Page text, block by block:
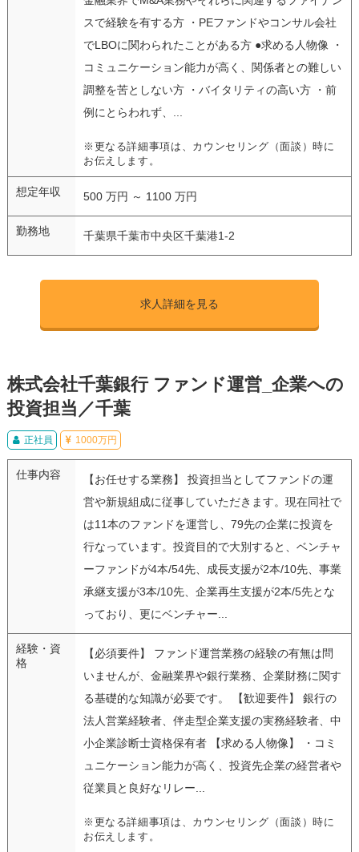
スで経験を有する方 ・PEファンドやコンサル会社
でLBOに関わられたことがある方 ●求める人物像 ・
コミュニケーション能力が高く、関係者との難しい
調整を苦としない方 ・バイタリティの高い方 ・前
例にとらわれず、...
※更なる詳細事項は、カウンセリング（面談）時に
お伝えします。
想定年収 500 万円 ～ 1100 万円
勤務地 千葉県千葉市中央区千葉港1-2
求人詳細を見る
株式会社千葉銀行 ファンド運営_企業への
投資担当／千葉
正社員 1000万円
仕事内容
【お任せする業務】 投資担当としてファンドの運
営や新規組成に従事していただきます。現在同社で
は11本のファンドを運営し、79先の企業に投資を
行なっています。投資目的で大別すると、ベンチャ
ーファンドが4本/54先、成長支援が2本/10先、事業
承継支援が3本/10先、企業再生支援が2本/5先とな
っており、更にベンチャー...
経験・資
格
【必須要件】 ファンド運営業務の経験の有無は問
いませんが、金融業界や銀行業務、企業財務に関す
る基礎的な知識が必要です。 【歓迎要件】 銀行の
法人営業経験者、伴走型企業支援の実務経験者、中
小企業診断士資格保有者 【求める人物像】 ・コミ
ュニケーション能力が高く、投資先企業の経営者や
従業員と良好なリレー...
※更なる詳細事項は、カウンセリング（面談）時に
お伝えします。